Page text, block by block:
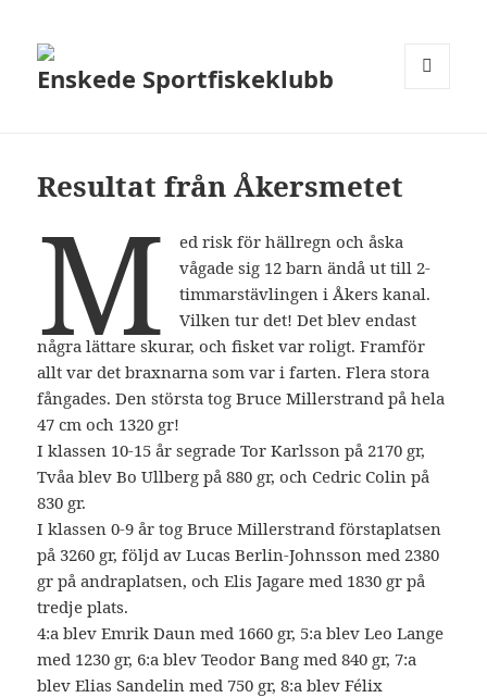
Enskede Sportfiskeklubb
Resultat från Åkersmetet
M
ed risk för hällregn och åska
vågade sig 12 barn ändå ut till 2-
timmarstävlingen i Åkers kanal.
Vilken tur det! Det blev endast
några lättare skurar, och fisket var roligt. Framför
allt var det braxnarna som var i farten. Flera stora
fångades. Den största tog Bruce Millerstrand på hela
47 cm och 1320 gr!
I klassen 10-15 år segrade Tor Karlsson på 2170 gr,
Tvåa blev Bo Ullberg på 880 gr, och Cedric Colin på
830 gr.
I klassen 0-9 år tog Bruce Millerstrand förstaplatsen
på 3260 gr, följd av Lucas Berlin-Johnsson med 2380
gr på andraplatsen, och Elis Jagare med 1830 gr på
tredje plats.
4:a blev Emrik Daun med 1660 gr, 5:a blev Leo Lange
med 1230 gr, 6:a blev Teodor Bang med 840 gr, 7:a
blev Elias Sandelin med 750 gr, 8:a blev Félix